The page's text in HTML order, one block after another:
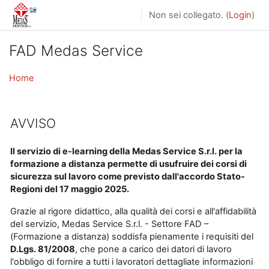
Vai al contenuto principale
Non sei collegato. (Login)
FAD Medas Service
Home
AVVISO
Il servizio di e-learning della Medas Service S.r.l. per la
formazione a distanza permette di usufruire dei corsi di
sicurezza sul lavoro come previsto dall'accordo Stato-
Regioni del 17 maggio 2025.
Grazie al rigore didattico, alla qualità dei corsi e all'affidabilità
del servizio, Medas Service S.r.l. - Settore FAD –
(Formazione a distanza) soddisfa pienamente i requisiti del
D.Lgs. 81/2008, che pone a carico dei datori di lavoro
l'obbligo di fornire a tutti i lavoratori dettagliate informazioni